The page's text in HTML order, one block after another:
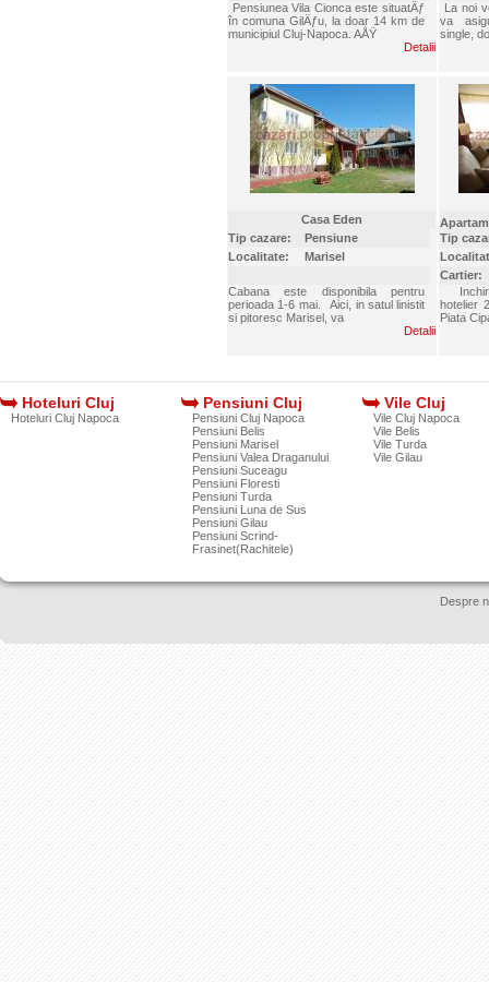
Pensiunea Vila Cionca este situatÄƒ
în comuna GilÄƒu, la doar 14 km de
municipiul Cluj-Napoca. AÅŸ
Detalii
La noi
va
single,
Casa Eden
Tip cazare:
Pensiune
Localitate:
Marisel
Cabana este disponibila pentru
perioada 1-6 mai. Aici, in satul linistit
si pitoresc Marisel, va
Detalii
Tip
Cartier:
hotelier
Piata
Hoteluri Cluj
Hoteluri Cluj Napoca
Pensiuni Cluj
Pensiuni Cluj Napoca
Pensiuni Belis
Pensiuni Marisel
Pensiuni Valea Draganului
Pensiuni Suceagu
Pensiuni Floresti
Pensiuni Turda
Pensiuni Luna de Sus
Pensiuni Gilau
Pensiuni Scrind-
Frasinet(Rachitele)
Vile Cluj
Vile Cluj Napoca
Vile Belis
Vile Turda
Vile Gilau
Despre